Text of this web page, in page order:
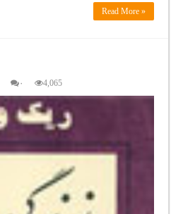
Read More »
۰ 4,065